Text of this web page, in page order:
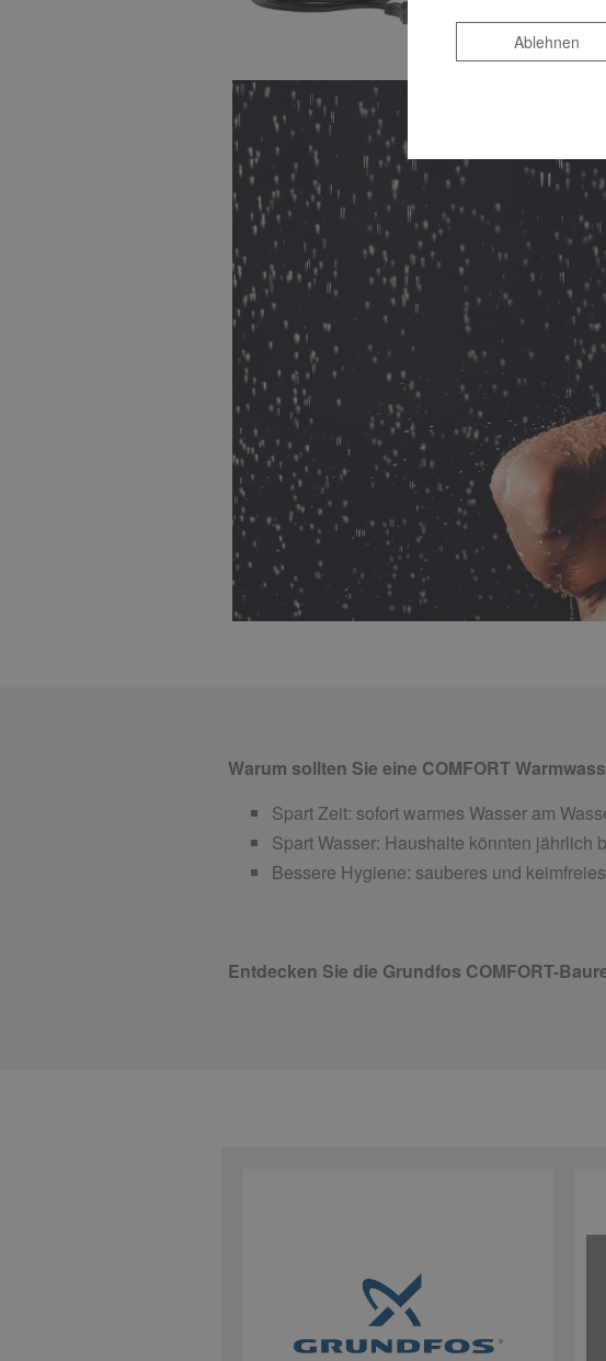
Warum sollten Sie eine COMFORT
Spart Zeit: sofort warmes Wasser am
Spart Wasser: Haushalte könnten jährlich
Bessere Hygiene: sauberes und
Entdecken Sie die Grundfos COMFORT-
Ablehnen
Ablehnen